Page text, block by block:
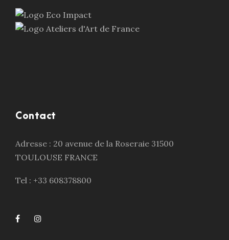
Contact
Adresse : 20 avenue de la Roseraie 31500
TOULOUSE FRANCE
Tel : +33 608378800